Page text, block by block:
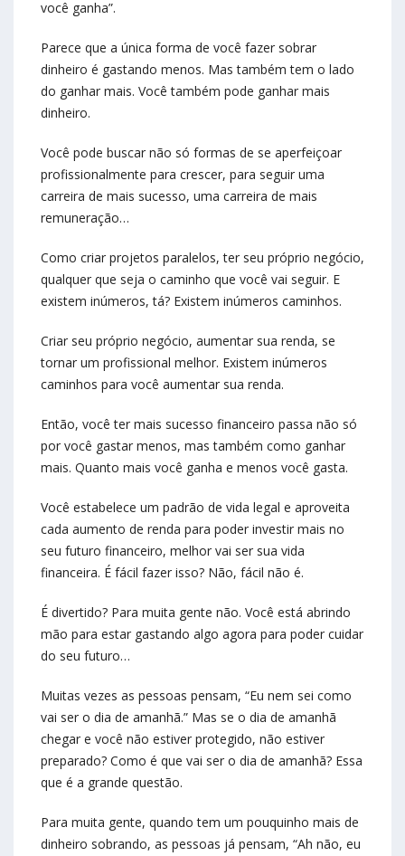
você ganha”.
Parece que a única forma de você fazer sobrar
dinheiro é gastando menos. Mas também tem o lado
do ganhar mais. Você também pode ganhar mais
dinheiro.
Você pode buscar não só formas de se aperfeiçoar
profissionalmente para crescer, para seguir uma
carreira de mais sucesso, uma carreira de mais
remuneração…
Como criar projetos paralelos, ter seu próprio negócio,
qualquer que seja o caminho que você vai seguir. E
existem inúmeros, tá? Existem inúmeros caminhos.
Criar seu próprio negócio, aumentar sua renda, se
tornar um profissional melhor. Existem inúmeros
caminhos para você aumentar sua renda.
Então, você ter mais sucesso financeiro passa não só
por você gastar menos, mas também como ganhar
mais. Quanto mais você ganha e menos você gasta.
Você estabelece um padrão de vida legal e aproveita
cada aumento de renda para poder investir mais no
seu futuro financeiro, melhor vai ser sua vida
financeira. É fácil fazer isso? Não, fácil não é.
É divertido? Para muita gente não. Você está abrindo
mão para estar gastando algo agora para poder cuidar
do seu futuro…
Muitas vezes as pessoas pensam, “Eu nem sei como
vai ser o dia de amanhã.” Mas se o dia de amanhã
chegar e você não estiver protegido, não estiver
preparado? Como é que vai ser o dia de amanhã? Essa
que é a grande questão.
Para muita gente, quando tem um pouquinho mais de
dinheiro sobrando, as pessoas já pensam, “Ah não, eu